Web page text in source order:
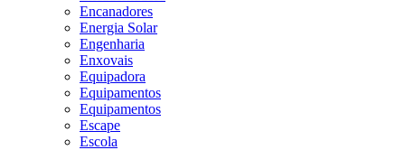
Encanadores
Energia Solar
Engenharia
Enxovais
Equipadora
Equipamentos
Equipamentos
Escape
Escola